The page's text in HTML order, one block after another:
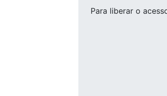
Para liberar o